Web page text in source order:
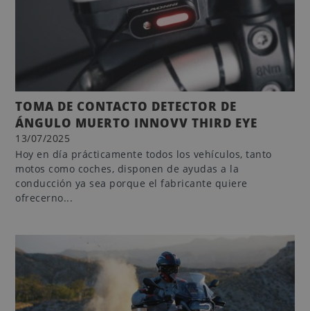
TOMA DE CONTACTO DETECTOR DE
ÁNGULO MUERTO INNOVV THIRD EYE
13/07/2025
Hoy en día prácticamente todos los vehículos, tanto
motos como coches, disponen de ayudas a la
conducción ya sea porque el fabricante quiere
ofrecerno...